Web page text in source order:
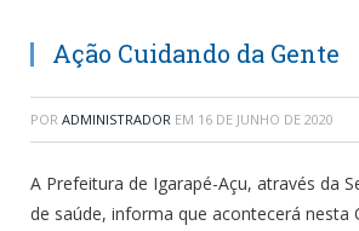
Ação Cuidando da Gente
POR ADMINISTRADOR EM 16 DE JUNHO DE 2020
A Prefeitura de Igarapé-Açu, através da
de saúde, informa que acontecerá nesta